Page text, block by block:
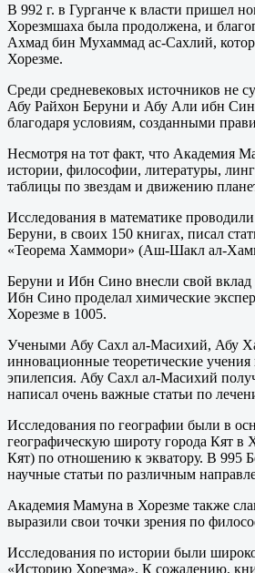
В 992 г. в Гурганче к власти пришел
Хорезмшаха была продолжена, и
Ахмад бин Мухаммад ас-Сахлий,
Хорезме.
Среди средневековых источников не
Абу Райхон Беруни и Абу Али ибн
благодаря условиям, созданными
Несмотря на тот факт, что Академия
истории, философии, литературы,
таблицы по звездам и движению
Исследования в математике
Беруни, в своих 150 книгах, писал
«Теорема Хаммори» (Аш-Шакл ал-
Беруни и Ибн Сино внесли свой вклад
Ибн Сино проделал химические
Хорезме в 1005.
Учеными Абу Сахл ал-Масихий, Абу
инновационные теоретические
эпилепсия. Абу Сахл ал-Масихий
написал очень важные статьи по
Исследования по географии были в
географическую широту города Кят в
Кят) по отношению к экватору. В 995
научные статьи по различным
Академия Мамуна в Хорезме также
выразили свои точки зрения по
Исследования по истории были
«Историю Хорезма». К сожалению,